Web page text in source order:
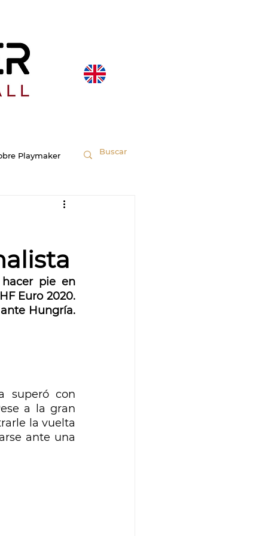
Playmaker
pie en
Euro 2020.
Hungría.
superó con
a la gran
la vuelta
ante una